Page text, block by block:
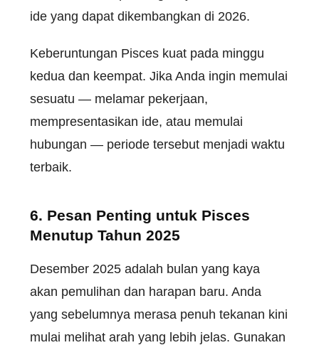
ide yang dapat dikembangkan di 2026.
Keberuntungan Pisces kuat pada minggu
kedua dan keempat. Jika Anda ingin memulai
sesuatu — melamar pekerjaan,
mempresentasikan ide, atau memulai
hubungan — periode tersebut menjadi waktu
terbaik.
6. Pesan Penting untuk Pisces
Menutup Tahun 2025
Desember 2025 adalah bulan yang kaya
akan pemulihan dan harapan baru. Anda
yang sebelumnya merasa penuh tekanan kini
mulai melihat arah yang lebih jelas. Gunakan